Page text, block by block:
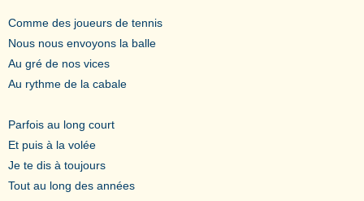
Comme des joueurs de tennis
Nous nous envoyons la balle
Au gré de nos vices
Au rythme de la cabale
Parfois au long court
Et puis à la volée
Je te dis à toujours
Tout au long des années